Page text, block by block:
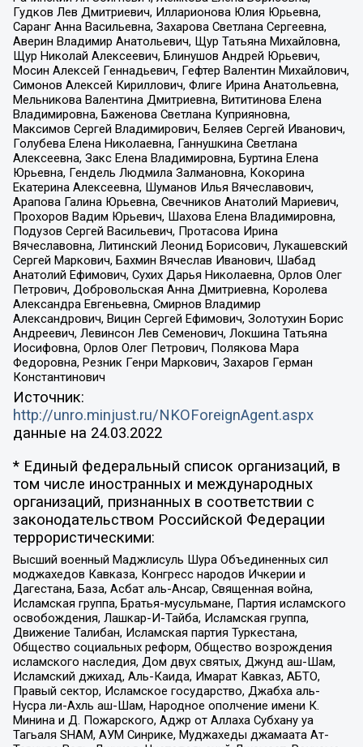
Гудков Лев Дмитриевич, Илларионова Юлия Юрьевна,
Саранг Анна Васильевна, Захарова Светлана Сергеевна,
Аверин Владимир Анатольевич, Щур Татьяна Михайловна,
Щур Николай Алексеевич, Блинушов Андрей Юрьевич,
Мосин Алексей Геннадьевич, Гефтер Валентин Михайлович,
Симонов Алексей Кириллович, Флиге Ирина Анатольевна,
Мельникова Валентина Дмитриевна, Вититинова Елена
Владимировна, Баженова Светлана Куприяновна,
Максимов Сергей Владимирович, Беляев Сергей Иванович,
Голубева Елена Николаевна, Ганнушкина Светлана
Алексеевна, Закс Елена Владимировна, Буртина Елена
Юрьевна, Гендель Людмила Залмановна, Кокорина
Екатерина Алексеевна, Шуманов Илья Вячеславович,
Арапова Галина Юрьевна, Свечников Анатолий Мариевич,
Прохоров Вадим Юрьевич, Шахова Елена Владимировна,
Подузов Сергей Васильевич, Протасова Ирина
Вячеславовна, Литинский Леонид Борисович, Лукашевский
Сергей Маркович, Бахмин Вячеслав Иванович, Шабад
Анатолий Ефимович, Сухих Дарья Николаевна, Орлов Олег
Петрович, Добровольская Анна Дмитриевна, Королева
Александра Евгеньевна, Смирнов Владимир
Александрович, Вицин Сергей Ефимович, Золотухин Борис
Андреевич, Левинсон Лев Семенович, Локшина Татьяна
Иосифовна, Орлов Олег Петрович, Полякова Мара
Федоровна, Резник Генри Маркович, Захаров Герман
Константинович
Источник:
http://unro.minjust.ru/NKOForeignAgent.aspx
данные на 24.03.2022
* Единый федеральный список организаций, в
том числе иностранных и международных
организаций, признанных в соответствии с
законодательством Российской Федерации
террористическими:
Высший военный Маджлисуль Шура Объединенных сил
моджахедов Кавказа, Конгресс народов Ичкерии и
Дагестана, База, Асбат аль-Ансар, Священная война,
Исламская группа, Братья-мусульмане, Партия исламского
освобождения, Лашкар-И-Тайба, Исламская группа,
Движение Талибан, Исламская партия Туркестана,
Общество социальных реформ, Общество возрождения
исламского наследия, Дом двух святых, Джунд аш-Шам,
Исламский джихад, Аль-Каида, Имарат Кавказ, АБТО,
Правый сектор, Исламское государство, Джабха аль-
Нусра ли-Ахль аш-Шам, Народное ополчение имени К.
Минина и Д. Пожарского, Аджр от Аллаха Субхану уа
Тагьаля SHAM, АУМ Синрике, Муджахеды джамаата Ат-